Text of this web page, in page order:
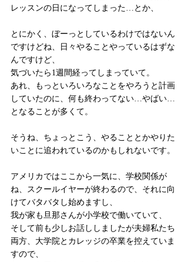
レッスンの日になってしまった…とか、
とにかく、ぼーっとしているわけではないん
ですけどね、日々やることやっているはずな
んですけど、
気づいたら1週間経ってしまっていて。
あれ、もっといろいろなことをやろうと計画
していたのに、何も終わってない…やばい…
となることが多くて。
そうね、ちょっとこう、やることとかやりた
いことに追われているのかもしれないです。
アメリカではここから一気に、学校関係が
ね、スクールイヤーが終わるので、それに向
けてバタバタし始めますし、
我が家も旦那さんが小学校で働いていて、
そして前も少しお話ししましたが夫婦私たち
両方、大学院とカレッジの卒業を控えていま
すので、